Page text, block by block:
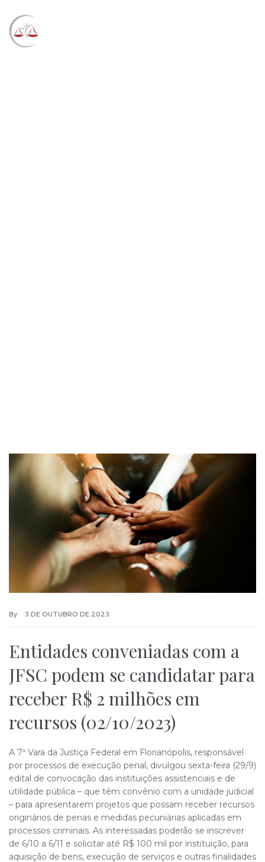
By 3 DE OUTUBRO DE 2023
Entidades conveniadas com a
JFSC podem se candidatar para
receber R$ 2 milhões em
recursos (02/10/2023)
A 7ª Vara da Justiça Federal em Florianópolis, responsável
por processos de execução penal, divulgou sexta-feira (29/9)
edital de convocação das instituições assistenciais e de
utilidade pública – que têm convênio com a unidade judicial
– para apresentarem projetos que possam receber recursos
originários de penas e medidas pecuniárias aplicadas em
processos criminais. As interessadas poderão se inscrever
de 6/10 a 6/11 e solicitar até R$ 100 mil por instituição, para
aquisição de bens, execução de serviços e outras finalidades